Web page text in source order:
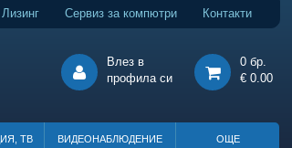
Лизинг Сервиз за компютри Контакти
Влез в
профила си
0 бр.
€ 0.00
ТВ ВИДЕОНАБЛЮДЕНИЕ ОЩЕ